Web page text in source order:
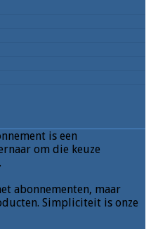
is een
om die keuze
abonnementen, maar
Simpliciteit is onze